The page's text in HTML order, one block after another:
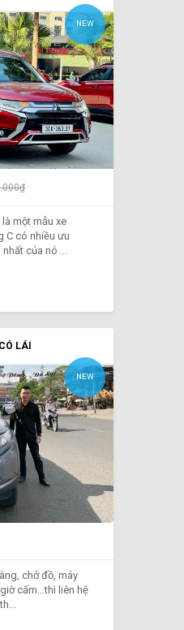
NEW
một mẫu xe
C có nhiều ưu
của nó ...
LÁI
NEW
chở đồ, máy
cấm...thì liên hệ